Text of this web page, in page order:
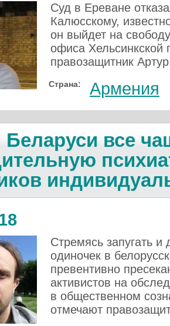
Суд в Ереване
Калюсскому,
он выйдет на
офиса Хельсинкской
правозащитник
Страна: Армения
Беларуси все
Стремясь запугать и
одиночек в
превентивно
активистов на
в общественном
отмечают